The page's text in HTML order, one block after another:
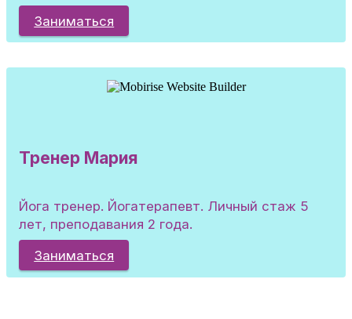
Заниматься
Тренер Мария
Йога тренер. Йогатерапевт. Личный стаж 5
лет, преподавания 2 года.
Заниматься